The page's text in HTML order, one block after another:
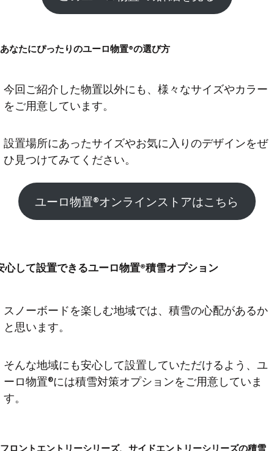
あなたにぴったりのユーロ物置®︎の選び方
今回ご紹介した物置以外にも、様々なサイズやカラー
をご用意しています。
設置場所にあったサイズやお気に入りのデザインをぜ
ひ見つけてみてください。
ユーロ物置®︎オンラインストアはこちら
心して設置できるユーロ物置®︎積雪オプション
スノーボードを楽しむ地域では、積雪の心配があるか
と思います。
そんな地域にも安心して設置していただけるよう、ユ
ーロ物置®︎には積雪対策オプションをご用意していま
す。
フロントエントリーシリーズ、サイドエントリーシリーズの積雪